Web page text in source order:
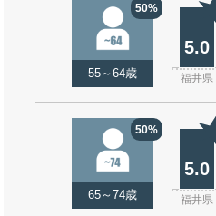
50%
55～64歳
5.0
福井県
50%
65～74歳
5.0
福井県